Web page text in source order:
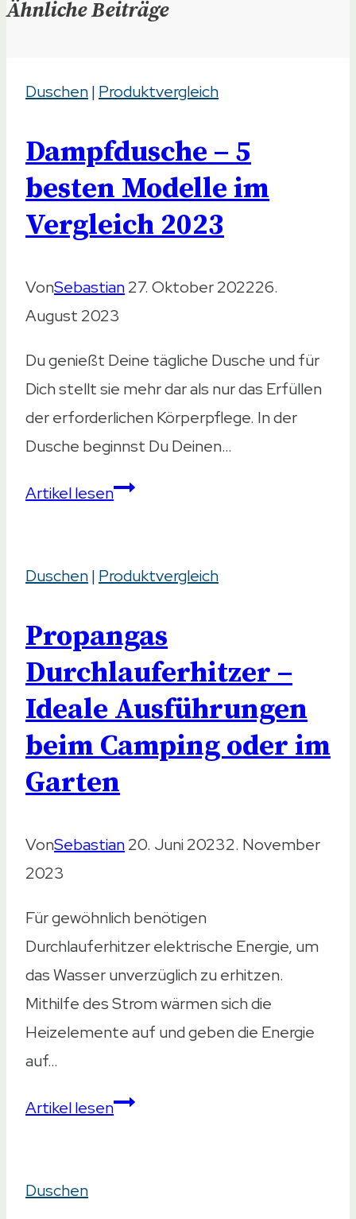
Ähnliche Beiträge
Duschen| Produktvergleich
Dampfdusche – 5
besten Modelle im
Vergleich 2023
VonSebastian27. Oktober 202226.
August 2023
Du genießt Deine tägliche Dusche und für
Dich stellt sie mehr dar als nur das Erfüllen
der erforderlichen Körperpflege. In der
Dusche beginnst Du Deinen…
Artikel lesenDampfdusche
besten
im
Vergleich
2023
Duschen| Produktvergleich
Propangas
Durchlauferhitzer –
Ideale Ausführungen
beim Camping oder im
Garten
VonSebastian20. Juni 20232. November
2023
Für gewöhnlich benötigen
Durchlauferhitzer elektrische Energie, um
das Wasser unverzüglich zu erhitzen.
Mithilfe des Strom wärmen sich die
Heizelemente auf und geben die Energie
auf…
Artikel lesenPropangas
Duschen